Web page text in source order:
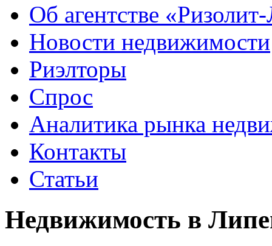
Об агентстве
Новости недвижимости
Риэлторы
Спрос
Аналитика рынка
Контакты
Статьи
Недвижимость в